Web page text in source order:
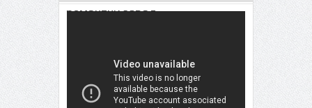
ремонтни завод